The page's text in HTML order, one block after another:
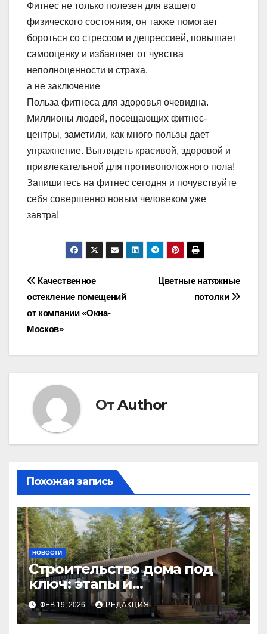
Фитнес не только полезен для вашего
физического состояния, он также помогает
бороться со стрессом и депрессией, повышает
самооценку и избавляет от чувства
неполноценности и страха.
а не заключение
Польза фитнеса для здоровья очевидна.
Миллионы людей, посещающих фитнес-
центры, заметили, как много пользы дает
упражнение. Выглядеть красивой, здоровой и
привлекательной для противоположного пола!
Запишитесь на фитнес сегодня и почувствуйте
себя совершенно новым человеком уже
завтра!
Навигация
по
записям
Цветные натяжные
потолки
Качественное
остекление помещений
от компании «Окна-
Москов»
ОтAuthor
Похожая запись
НОВОСТИ
Строительство дома под
ключ: этапы и
планирование бюджета
ФЕВ 19, 2026 РЕДАКЦИЯ